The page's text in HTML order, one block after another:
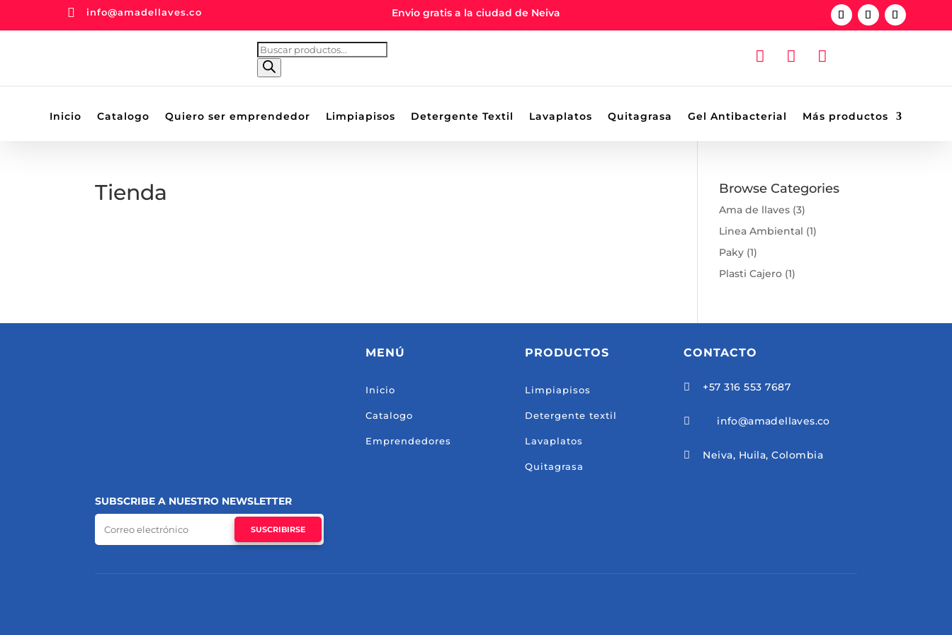
 info@amadellaves.co Envio gratis a la ciudad de Neiva
BÚSQUEDA
DE
  
Inicio Catalogo Quiero ser emprendedor Limpiapisos Detergente Textil Lavaplatos Quitagrasa Gel Antibacterial Más productos
Tienda Browse Categories
Ama de llaves (3)
Linea Ambiental (1)
Paky (1)
Plasti Cajero (1)
SUBSCRIBE A NUESTRO NEWSLETTER
SUSCRIBIRSE
MENÚ
Inicio
Catalogo
Emprendedores
PRODUCTOS
Limpiapisos
Detergente textil
Lavaplatos
Quitagrasa
CONTACTO
 +57 316 553 7687
 info@amadellaves.co
 Neiva, Huila, Colombia